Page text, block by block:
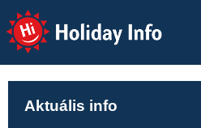
Holiday Info
Aktuális info